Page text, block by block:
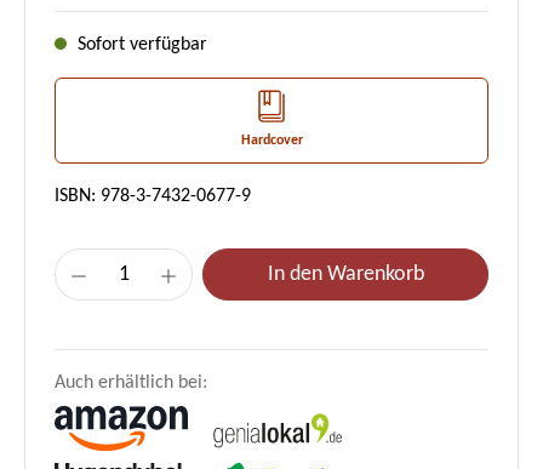
Sofort verfügbar
Hardcover
ISBN: 978-3-7432-0677-9
Produkt Anzahl: Gib den gewünschten
In den Warenkorb
Auch erhältlich bei: